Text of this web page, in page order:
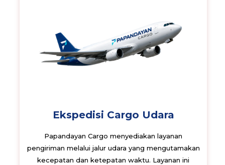
Ekspedisi Cargo Udara
Papandayan Cargo menyediakan layanan
pengiriman melalui jalur udara yang mengutamakan
kecepatan dan ketepatan waktu. Layanan ini